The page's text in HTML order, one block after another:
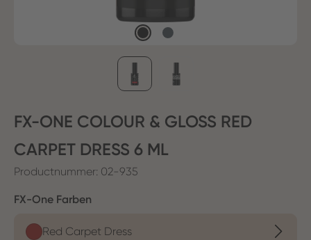
FX-ONE COLOUR & GLOSS RED
CARPET DRESS 6 ML
Productnummer: 02-935
Selecteer
FX-One Farben
Red Carpet Dress